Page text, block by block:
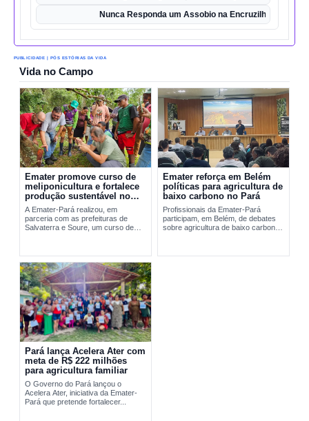
Nunca Responda um Assobio na Encruzilhada | O
PUBLICIDADE | PÓS ESTÓRIAS DA VIDA
Vida no Campo
Emater promove curso de
meliponicultura e fortalece
produção sustentável no
Marajó
A Emater-Pará realizou, em
parceria com as prefeituras de
Salvaterra e Soure, um curso de
sustentável de...
Emater reforça em Belém
políticas para agricultura de
baixo carbono no Pará
Profissionais da Emater-Pará
participam, em Belém, de debates
sobre agricultura de baixo carbono
Pará lança Acelera Ater com
meta de R$ 222 milhões
para agricultura familiar
O Governo do Pará lançou o
Acelera Ater, iniciativa da Emater-
Pará que pretende fortalecer...